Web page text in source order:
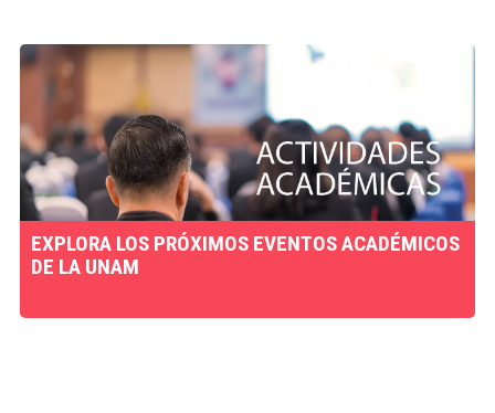
EXPLORA LOS PRÓXIMOS EVENTOS ACADÉMICOS
DE LA UNAM